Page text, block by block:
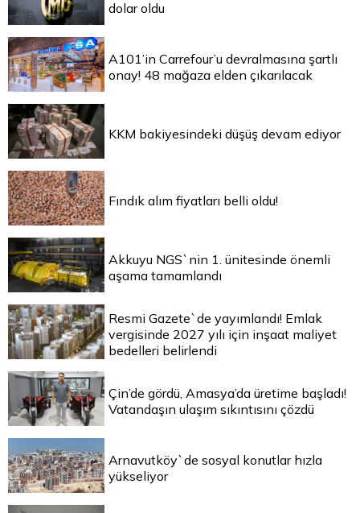
dolar oldu
A101’in Carrefour’u devralmasına şartlı
onay! 48 mağaza elden çıkarılacak
KKM bakiyesindeki düşüş devam ediyor
Fındık alım fiyatları belli oldu!
Akkuyu NGS`nin 1. ünitesinde önemli
aşama tamamlandı
Resmi Gazete`de yayımlandı! Emlak
vergisinde 2027 yılı için inşaat maliyet
bedelleri belirlendi
Çin’de gördü, Amasya’da üretime başladı!
Vatandaşın ulaşım sıkıntısını çözdü
Arnavutköy`de sosyal konutlar hızla
yükseliyor